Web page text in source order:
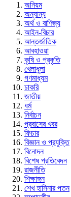
অনিয়ম
অন্যান্য
অর্থ ও বাণিজ্য
আইন-বিচার
আন্তর্জাতিক
আবহাওয়া
কৃষি ও প্রকৃতি
খেলাধুলা
গণমাধ্যম
চাকরি
জাতীয়
ধর্ম
নির্বাচন
প্রবাসের খবর
ফিচার
বিজ্ঞান ও প্রযুক্তি
বিনোদন
বিশেষ প্রতিবেদন
রাজনীতি
শিক্ষাঙ্গন
শেখ হাসিনার পতন